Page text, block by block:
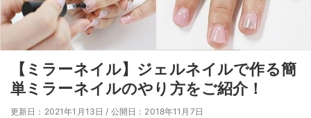
【ミラーネイル】ジェルネイルで作る簡
単ミラーネイルのやり方をご紹介！
更新日：2021年1月13日 / 公開日：2018年11月7日